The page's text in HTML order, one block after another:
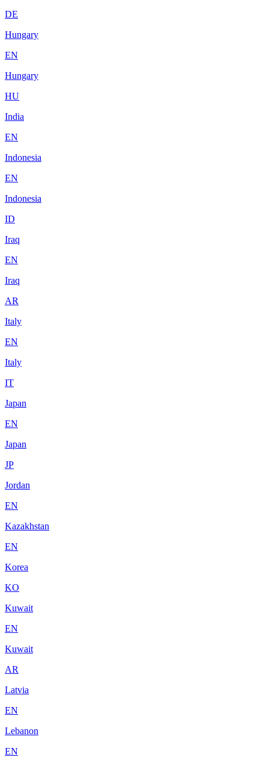
DE
Hungary
EN
Hungary
HU
India
EN
Indonesia
EN
Indonesia
ID
Iraq
EN
Iraq
AR
Italy
EN
Italy
IT
Japan
EN
Japan
JP
Jordan
EN
Kazakhstan
EN
Korea
KO
Kuwait
EN
Kuwait
AR
Latvia
EN
Lebanon
EN